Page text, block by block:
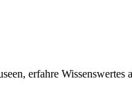
erfahre Wissenswertes